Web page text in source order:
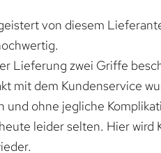
von diesem
Lieferung zwei Griffe
mit dem Kundenservice
und ohne jegliche
leider selten. Hier